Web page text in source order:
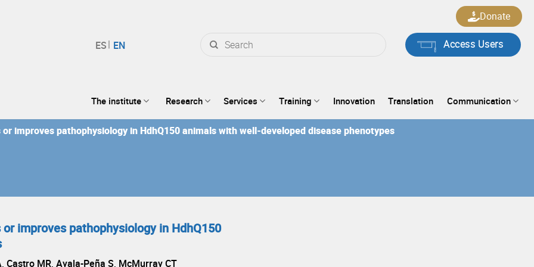
for:
Access Users
Donate
The institute Research Services Training Innovation Translation Communication
improves pathophysiology in HdhQ150 animals with well-developed disease phenotypes
improves pathophysiology in HdhQ150
Castro MR, Ayala-Peña S, McMurray CT